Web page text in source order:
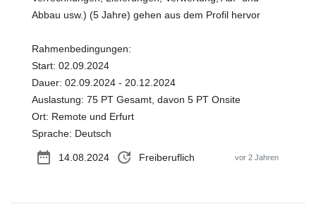
Abbau usw.) (5 Jahre) gehen aus dem Profil hervor
Rahmenbedingungen:
Start: 02.09.2024
Dauer: 02.09.2024 - 20.12.2024
Auslastung: 75 PT Gesamt, davon 5 PT Onsite
Ort: Remote und Erfurt
Sprache: Deutsch
date_range 14.08.2024 update Freiberuflich vor 2 Jahren